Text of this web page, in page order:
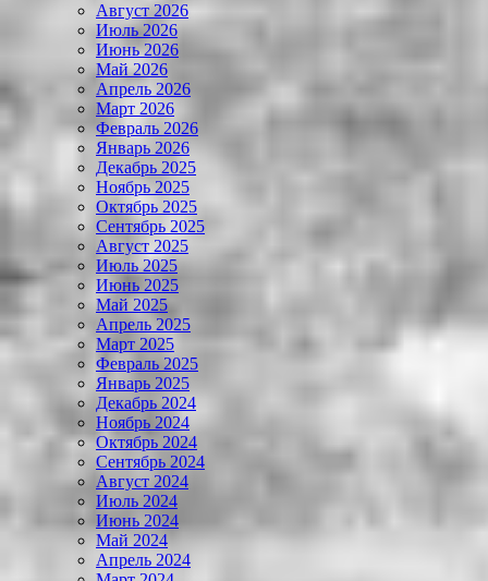
Август 2026
Июль 2026
Июнь 2026
Май 2026
Апрель 2026
Март 2026
Февраль 2026
Январь 2026
Декабрь 2025
Ноябрь 2025
Октябрь 2025
Сентябрь 2025
Август 2025
Июль 2025
Июнь 2025
Май 2025
Апрель 2025
Март 2025
Февраль 2025
Январь 2025
Декабрь 2024
Ноябрь 2024
Октябрь 2024
Сентябрь 2024
Август 2024
Июль 2024
Июнь 2024
Май 2024
Апрель 2024